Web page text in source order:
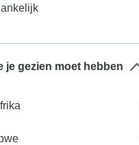
je gezien moet hebben